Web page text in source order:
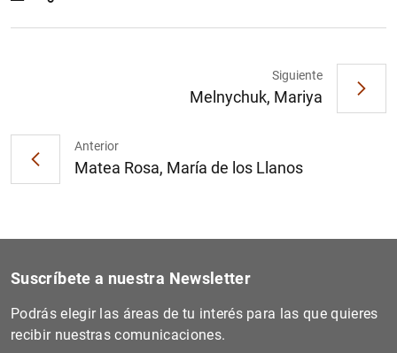
Anterior
Matea Rosa, María de los Llanos
Siguiente
Melnychuk, Mariya
Suscríbete a nuestra Newsletter
Podrás elegir las áreas de tu interés para las que quieres
recibir nuestras comunicaciones.